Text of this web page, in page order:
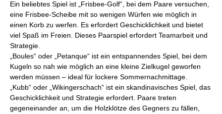
Ein beliebtes Spiel ist „Frisbee-Golf“, bei dem Paare versuchen,
eine Frisbee-Scheibe mit so wenigen Würfen wie möglich in
einen Korb zu werfen. Es erfordert Geschicklichkeit und bietet
viel Spaß im Freien. Dieses Paarspiel erfordert Teamarbeit und
Strategie.
„Boules“ oder „Petanque“ ist ein entspannendes Spiel, bei dem
Kugeln so nah wie möglich an eine kleine Zielkugel geworfen
werden müssen – ideal für lockere Sommernachmittage.
„Kubb“ oder „Wikingerschach“ ist ein skandinavisches Spiel, das
Geschicklichkeit und Strategie erfordert. Paare treten
gegeneinander an, um die Holzklötze des Gegners zu fällen,